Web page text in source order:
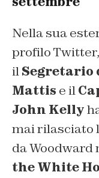
Nella sua
profilo
ilSegretario
Mattis e il
John Kelly
mai rilasciato
da Woodward
the White